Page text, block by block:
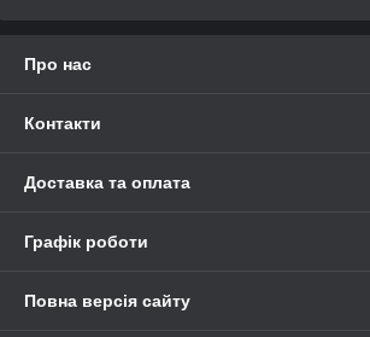
Про нас
Контакти
Доставка та оплата
Графік роботи
Повна версія сайту